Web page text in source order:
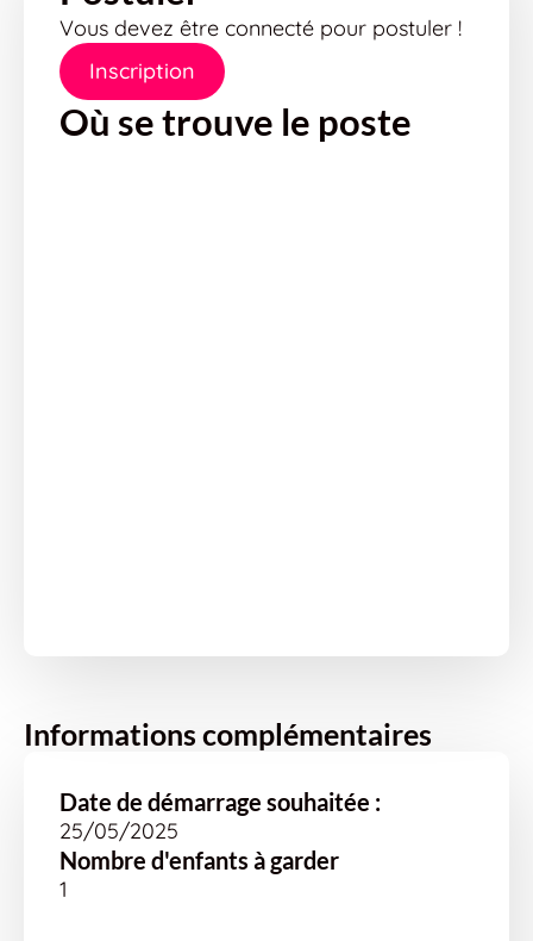
Vous devez être connecté pour postuler !
Inscription
Où se trouve le poste
Informations complémentaires
Date de démarrage souhaitée :
25/05/2025
Nombre d'enfants à garder
1